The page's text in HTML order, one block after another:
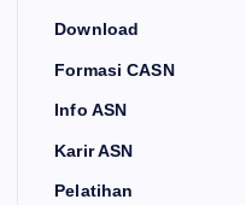
Download
Formasi CASN
Info ASN
Karir ASN
Pelatihan